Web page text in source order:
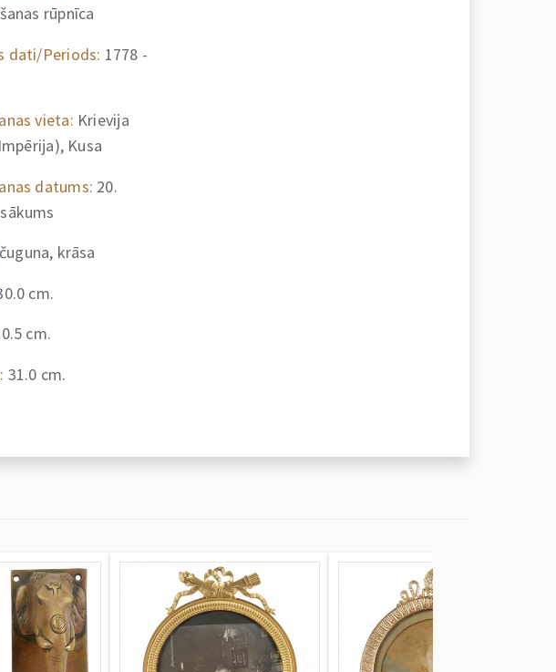
rūpnīca
dati/Periods: 1778 -
vieta: Krievija
Kusa
datums: 20.
čuguna, krāsa
cm.
cm.
31.0 cm.